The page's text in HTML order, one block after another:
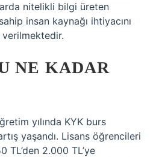
nitelikli bilgi üreten
insan kaynağı ihtiyacını
verilmektedir.
NE KADAR
yılında KYK burs
yaşandı. Lisans öğrencileri
TL’den 2.000 TL’ye